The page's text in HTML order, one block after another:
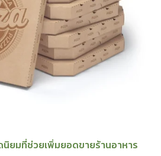
ยมที่ช่วยเพิ่มยอดขายร้านอาหาร